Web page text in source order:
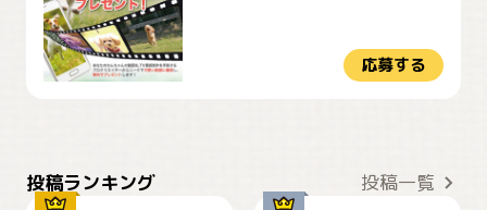
応募する
投稿ランキング 投稿一覧